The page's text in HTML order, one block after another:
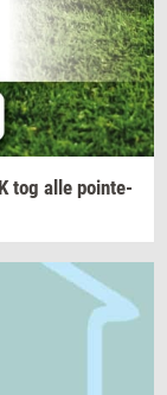
tog alle po­in­te­